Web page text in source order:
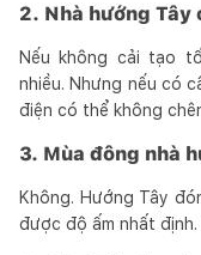
2. Nhà hướng Tây
Nếu không cải tạo
nhiều. Nhưng nếu có
điện có thể không
3. Mùa đông nhà
Không. Hướng Tây
được độ ấm nhất định.